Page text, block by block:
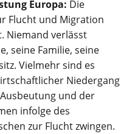
Europa: Die
Flucht und Migration
Niemand verlässt
seine Familie, seine
Vielmehr sind es
Niedergang
und der
infolge des
zur Flucht zwingen.